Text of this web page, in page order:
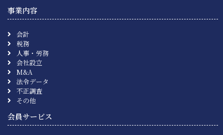
事業内容
会計
税務
人事・労務
会社設立
M&A
法令データ
不正調査
その他
会員サービス